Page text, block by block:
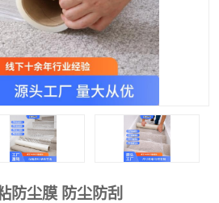
防尘膜 防尘防刮
彩钢板保护膜
两边上胶保护膜
铝板保护膜
一次性隔离膜